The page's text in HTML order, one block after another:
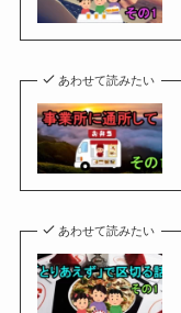
あわせて読みたい
あわせて読みたい